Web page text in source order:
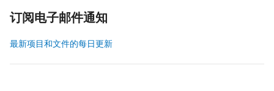
订阅电子邮件通知
最新项目和文件的每日更新